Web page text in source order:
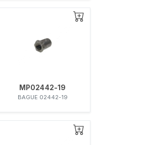
MP02442-19
BAGUE 02442-19